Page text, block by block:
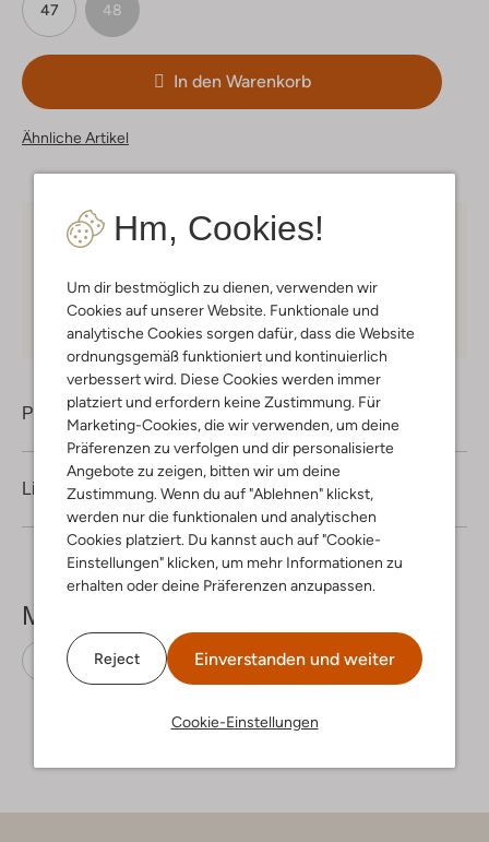
Hm, Cookies!
Um dir bestmöglich zu dienen, verwenden wir
Cookies auf unserer Website. Funktionale und
analytische Cookies sorgen dafür, dass die Website
ordnungsgemäß funktioniert und kontinuierlich
verbessert wird. Diese Cookies werden immer
platziert und erfordern keine Zustimmung. Für
Marketing-Cookies, die wir verwenden, um deine
Präferenzen zu verfolgen und dir personalisierte
Angebote zu zeigen, bitten wir um deine
Zustimmung. Wenn du auf "Ablehnen" klickst,
werden nur die funktionalen und analytischen
Cookies platziert. Du kannst auch auf "Cookie-
Einstellungen" klicken, um mehr Informationen zu
erhalten oder deine Präferenzen anzupassen.
Reject Einverstanden und weiter
Cookie-Einstellungen
47 48
In den Warenkorb
Ähnliche Artikel
Kostenloser Versandab € 75 für Club-Omoda
Kauf auf Rechnung 30 TagenRückgaberecht
Produktinformation
Lieferung & Rückgabe
Mehr sehen
Pantoletten Clay Leder-Optik